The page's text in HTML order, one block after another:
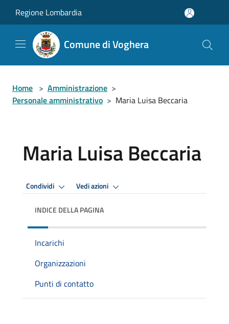
Regione Lombardia
Comune di Voghera
Home > Amministrazione >
Personale amministrativo > Maria Luisa Beccaria
Maria Luisa Beccaria
Condividi Vedi azioni
INDICE DELLA PAGINA
Incarichi
Organizzazioni
Punti di contatto